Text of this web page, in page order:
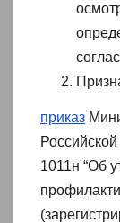
приказ
1011н “Об